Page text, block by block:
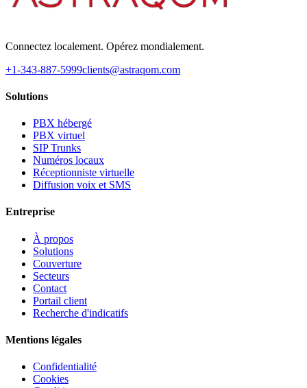
Connectez localement. Opérez mondialement.
+1-343-887-5999clients@astraqom.com
Solutions
PBX hébergé
PBX virtuel
SIP Trunks
Numéros locaux
Réceptionniste virtuelle
Diffusion voix et SMS
Entreprise
À propos
Solutions
Couverture
Secteurs
Contact
Portail client
Recherche d'indicatifs
Mentions légales
Confidentialité
Cookies